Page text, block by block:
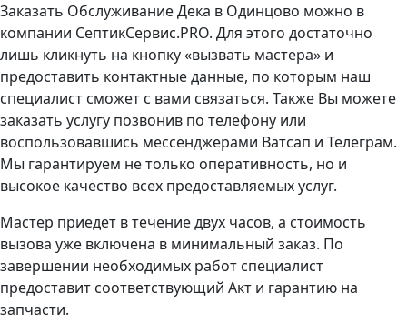
Заказать ОбслуживаниеДека в Одинцово можно в
компании СептикСервис.PRO. Для этого достаточно
лишь кликнуть на кнопку «вызвать мастера» и
предоставить контактные данные, по которым наш
специалист сможет с вами связаться. Также Вы можете
заказать услугу позвонив по телефону или
воспользовавшись мессенджерами Ватсап и Телеграм.
Мы гарантируем не только оперативность, но и
высокое качество всех предоставляемых услуг.
Мастер приедет в течение двух часов, а стоимость
вызова уже включена в минимальный заказ. По
завершении необходимых работ специалист
предоставит соответствующий Акт и гарантию на
запчасти.